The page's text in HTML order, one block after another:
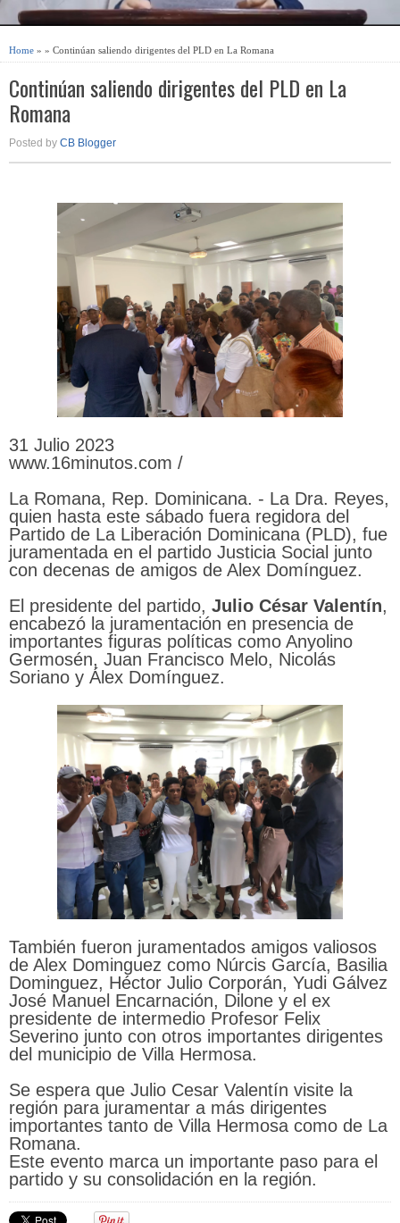
Home » » Continúan saliendo dirigentes del PLD en La Romana
Continúan saliendo dirigentes del PLD en La
Romana
Posted by CB Blogger
31 Julio 2023
www.16minutos.com /
La Romana, Rep. Dominicana. - La Dra. Reyes,
quien hasta este sábado fuera regidora del
Partido de La Liberación Dominicana (PLD), fue
juramentada en el partido Justicia Social junto
con decenas de amigos de Alex Domínguez.
El presidente del partido, Julio César Valentín,
encabezó la juramentación en presencia de
importantes figuras políticas como Anyolino
Germosén, Juan Francisco Melo, Nicolás
Soriano y Álex Domínguez.
También fueron juramentados amigos valiosos
de Alex Dominguez como Núrcis García, Basilia
Dominguez, Héctor Julio Corporán, Yudi Gálvez
José Manuel Encarnación, Dilone y el ex
presidente de intermedio Profesor Felix
Severino junto con otros importantes dirigentes
del municipio de Villa Hermosa.
Se espera que Julio Cesar Valentín visite la
región para juramentar a más dirigentes
importantes tanto de Villa Hermosa como de La
Romana.
Este evento marca un importante paso para el
partido y su consolidación en la región.